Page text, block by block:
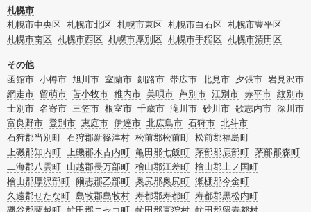
な原因があります。
またお役立ち情報も豊富なので、部屋を埋めつくす大量のゴミを自力で片付ける
方法についてもチェックしてみてください。
札幌市
札幌市中央区 札幌市北区 札幌市東区 札幌市白石区 札幌市豊平区
札幌市南区 札幌市西区 札幌市厚別区 札幌市手稲区 札幌市清田区
その他
函館市 小樽市 旭川市 室蘭市 釧路市 帯広市 北見市 夕張市 岩見沢市
網走市 留萌市 苫小牧市 稚内市 美唄市 芦別市 江別市 赤平市 紋別市
士別市 名寄市 三笠市 根室市 千歳市 滝川市 砂川市 歌志内市 深川市
富良野市 登別市 恵庭市 伊達市 北広島市 石狩市 北斗市
石狩郡当別町 石狩郡新篠津村 松前郡松前町 松前郡福島町
上磯郡知内町 上磯郡木古内町 亀田郡七飯町 茅部郡鹿部町 茅部郡森町
二海郡八雲町 山越郡長万部町 檜山郡江差町 檜山郡上ノ国町
檜山郡厚沢部町 爾志郡乙部町 奥尻郡奥尻町 瀬棚郡今金町
久遠郡せたな町 島牧郡島牧村 寿都郡寿都町 寿都郡黒松内町